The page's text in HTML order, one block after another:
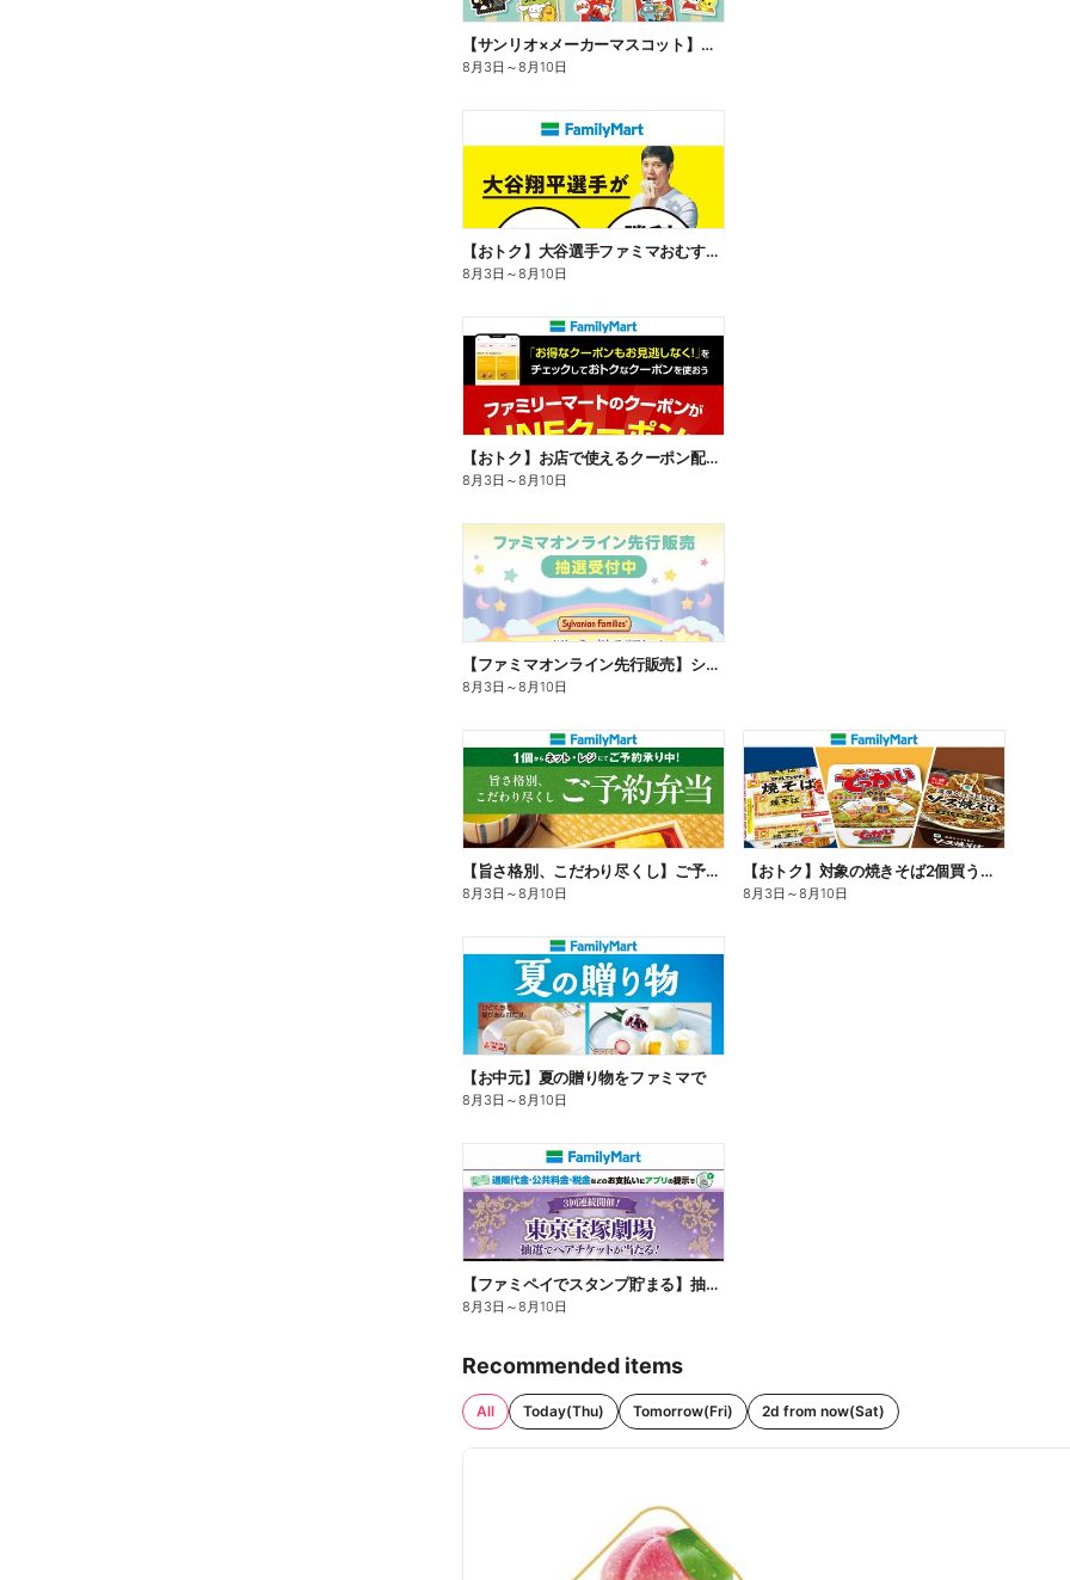
【サンリオ×メーカーマスコット】オリジナルグッズ貰える!
8月3日 ～8月10日
【おトク】大谷選手ファミマおむすび割
8月3日 ～8月10日
【おトク】お店で使えるクーポン配信中
8月3日 ～8月10日
【ファミマオンライン先行販売】シルバニアファミリー
8月3日 ～8月10日
【旨さ格別、こだわり尽くし】ご予約弁当
8月3日 ～8月10日
【おトク】対象の焼きそば2個買うと100円引き!
8月3日 ～8月10日
【お中元】夏の贈り物をファミマで
8月3日 ～8月10日
【ファミペイでスタンプ貯まる】抽選でペアチケットが当たる!
8月3日 ～8月10日
Recommended items
All Today(Thu) Tomorrow(Fri) 2d from now(Sat)